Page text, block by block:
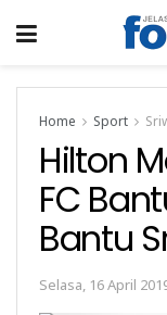
Home Sport
Hilton
FC
Bantu
Selasa, 16 April